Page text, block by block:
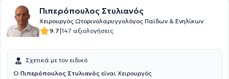
Πιπερόπουλος Στυλιανός
Χειρουργός Ωτορινολαρυγγολόγος Παίδων & Ενηλίκων
9.7|147 αξιολογήσεις
Σχετικά με τον ειδικό
Ο Πιπερόπουλος Στυλιανός είναι Χειρουργός